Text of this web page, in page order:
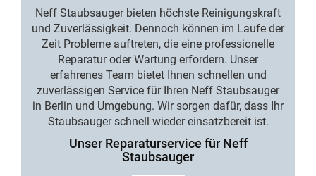
Neff Staubsauger bieten höchste Reinigungskraft
und Zuverlässigkeit. Dennoch können im Laufe der
Zeit Probleme auftreten, die eine professionelle
Reparatur oder Wartung erfordern. Unser
erfahrenes Team bietet Ihnen schnellen und
zuverlässigen Service für Ihren Neff Staubsauger
in Berlin und Umgebung. Wir sorgen dafür, dass Ihr
Staubsauger schnell wieder einsatzbereit ist.
Unser Reparaturservice für Neff
Staubsauger